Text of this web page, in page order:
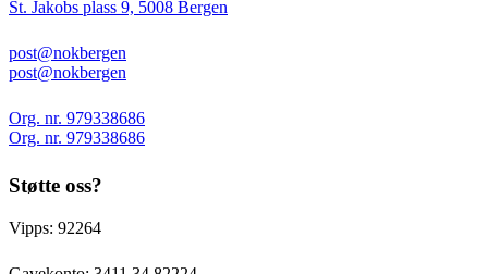
St. Jakobs plass 9, 5008 Bergen
post@nokbergen
post@nokbergen
Org. nr. 979338686
Org. nr. 979338686
Støtte oss?
Vipps: 92264